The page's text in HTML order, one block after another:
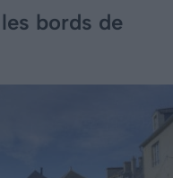
bords de